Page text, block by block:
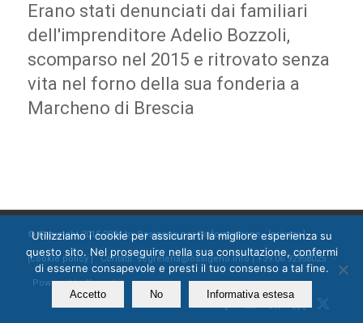
Erano stati denunciati dai familiari
dell'imprenditore Adelio Bozzoli,
scomparso nel 2015 e ritrovato senza
vita nel forno della sua fonderia a
Marcheno di Brescia
© Copyright 2015-2024 by Ossigeno per l'informazione [privacy]
[cookie policy ] Contatti: segreteria@ossigeno.info | +39.06.92958025 -
Powered byKappabit
Utilizziamo i cookie per assicurarti la migliore esperienza su
questo sito. Nel proseguire nella sua consultazione, confermi
di esserne consapevole e presti il tuo consenso a tal fine.
Accetto No Informativa estesa